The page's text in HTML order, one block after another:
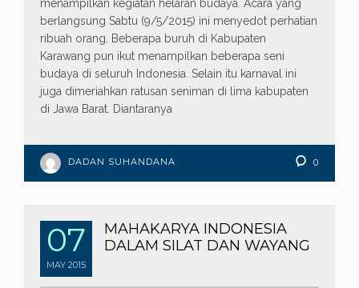
menampilkan kegiatan helaran budaya. Acara yang
berlangsung Sabtu (9/5/2015) ini menyedot perhatian
ribuah orang. Beberapa buruh di Kabupaten
Karawang pun ikut menampilkan beberapa seni
budaya di seluruh Indonesia. Selain itu karnaval ini
juga dimeriahkan ratusan seniman di lima kabupaten
di Jawa Barat. Diantaranya
DADAN SUHANDANA 0
07
MAY 2015
MAHAKARYA INDONESIA
DALAM SILAT DAN WAYANG